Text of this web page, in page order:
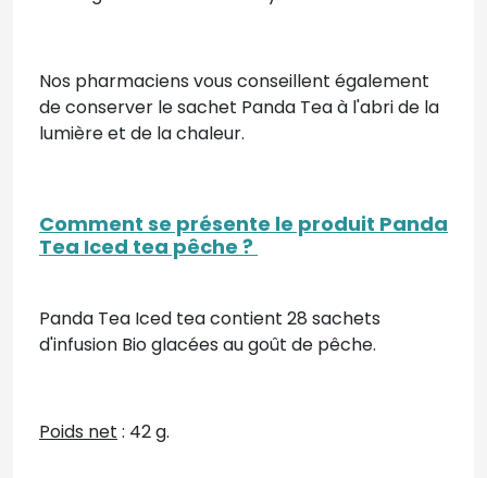
Nos pharmaciens vous conseillent également
de conserver le sachet Panda Tea à l'abri de la
lumière et de la chaleur.
Comment se présente le produit Panda
Tea Iced tea pêche ?
Panda Tea Iced tea contient 28 sachets
d'infusion Bio glacées au goût de pêche.
Poids net : 42 g.